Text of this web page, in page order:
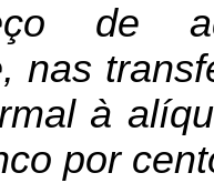
de
nas
à
por